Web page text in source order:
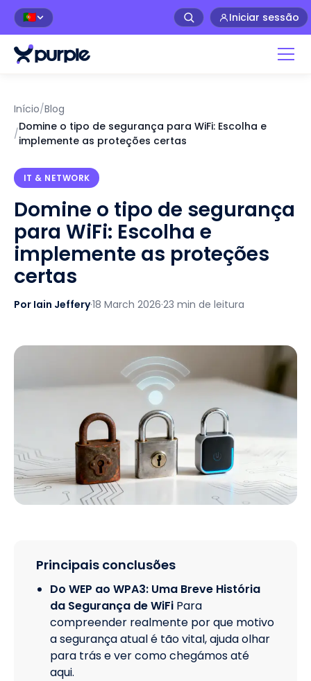
🇵🇹 Iniciar sessão
Início/Blog
/
Domine o tipo de segurança para WiFi: Escolha e
implemente as proteções certas
IT & NETWORK
Domine o tipo de segurança
para WiFi: Escolha e
implemente as proteções
certas
Por Iain Jeffery·18 March 2026·23 min de leitura
Principais conclusões
Do WEP ao WPA3: Uma Breve História
da Segurança de WiFi Para
compreender realmente por que motivo
a segurança atual é tão vital, ajuda olhar
para trás e ver como chegámos até
aqui.